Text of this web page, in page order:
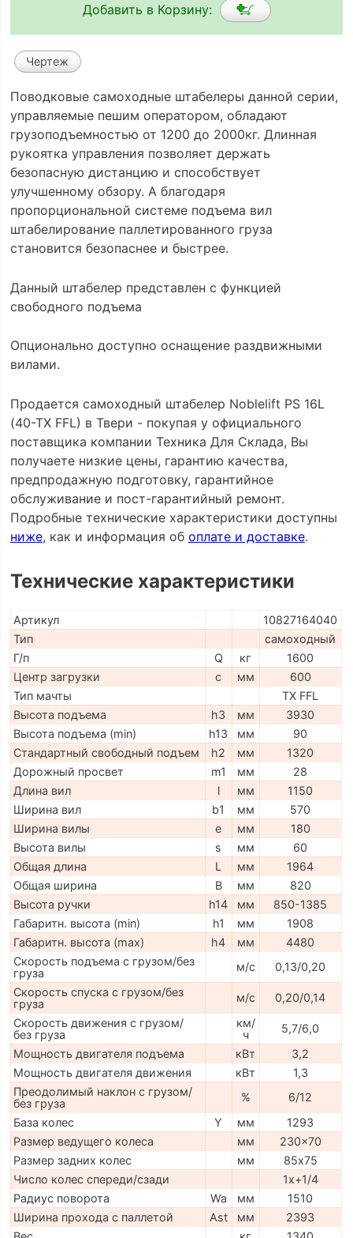
Добавить в Корзину:
Чертеж
Поводковые самоходные штабелеры данной серии,
управляемые пешим оператором, обладают
грузоподъемностью от 1200 до 2000кг. Длинная
рукоятка управления позволяет держать
безопасную дистанцию и способствует
улучшенному обзору. А благодаря
пропорциональной системе подъема вил
штабелирование паллетированного груза
становится безопаснее и быстрее.
Данный штабелер представлен с функцией
свободного подъема
Опционально доступно оснащение раздвижными
вилами.
Продается самоходный штабелер Noblelift PS 16L
(40-TX FFL) в Твери - покупая у официального
поставщика компании Техника Для Склада, Вы
получаете низкие цены, гарантию качества,
предпродажную подготовку, гарантийное
обслуживание и пост-гарантийный ремонт.
Подробные технические характеристики доступны
ниже, как и информация об оплате и доставке.
Технические характеристики
Артикул
10827164040
Тип
самоходный
Г/п
Q кг
1600
Центр загрузки
c мм
600
Тип мачты
TX FFL
Высота подъема
h3 мм
3930
Высота подъема (min)
h13 мм
90
Стандартный свободный подъем
h2 мм
1320
Дорожный просвет
m1 мм
28
Длина вил
l мм
1150
Ширина вил
b1 мм
570
Ширина вилы
e мм
180
Высота вилы
s мм
60
Общая длина
L мм
1964
Общая ширина
B мм
820
Высота ручки
h14 мм
850-1385
Габаритн. высота (min)
h1 мм
1908
Габаритн. высота (max)
h4 мм
4480
Скорость подъема с грузом/без
груза
м/с
0,13/0,20
Скорость спуска с грузом/без
груза
м/с
0,20/0,14
Скорость движения с грузом/
без груза
км/
ч
5,7/6,0
Мощность двигателя подъема
кВт
3,2
Мощность двигателя движения
кВт
1,3
Преодолимый наклон с грузом/
без груза
%
6/12
База колес
Y мм
1293
Размер ведущего колеса
мм
230x70
Размер задних колес
мм
85х75
Число колес спереди/сзади
1x+1/4
Радиус поворота
Wa мм
1510
Ширина прохода с паллетой
Ast мм
2393